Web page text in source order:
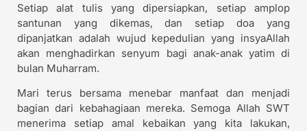
Setiap alat tulis yang dipersiapkan, setiap amplop
santunan yang dikemas, dan setiap doa yang
dipanjatkan adalah wujud kepedulian yang insyaAllah
akan menghadirkan senyum bagi anak-anak yatim di
bulan Muharram.
Mari terus bersama menebar manfaat dan menjadi
bagian dari kebahagiaan mereka. Semoga Allah SWT
menerima setiap amal kebaikan yang kita lakukan,